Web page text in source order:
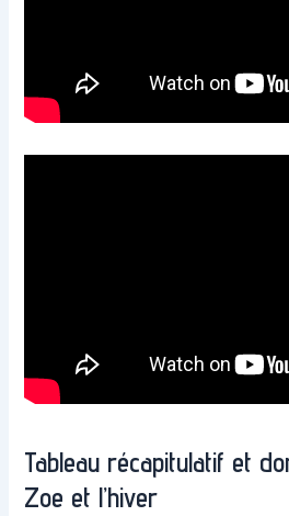
Tableau récapitulatif et
Zoe et l’hiver